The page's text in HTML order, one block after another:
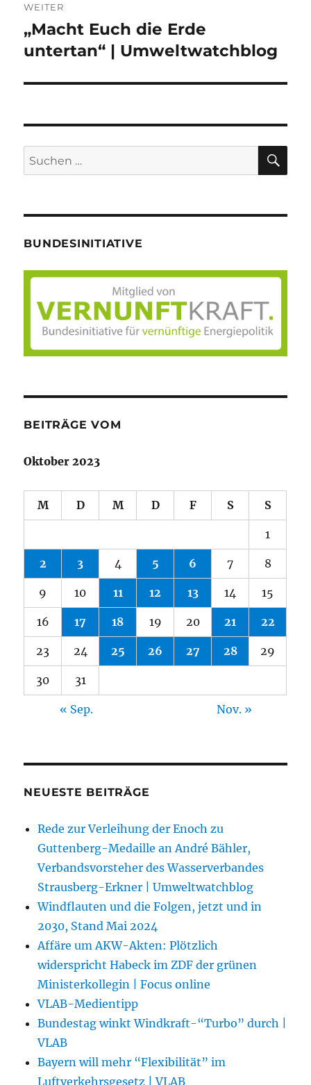
WEITER
Nächster
Beitrag:
„Macht Euch die Erde
untertan“ | Umweltwatchblog
Suche
nach:
BUNDESINITIATIVE
BEITRÄGE VOM
Oktober 2023
M D M D F S S
1
2 3 4 5 6 7 8
9 10 11 12 13 14 15
16 17 18 19 20 21 22
23 24 25 26 27 28 29
30 31
« Sep. Nov. »
NEUESTE BEITRÄGE
Rede zur Verleihung der Enoch zu
Guttenberg-Medaille an André Bähler,
Verbandsvorsteher des Wasserverbandes
Strausberg-Erkner | Umweltwatchblog
Windflauten und die Folgen, jetzt und in
2030, Stand Mai 2024
Affäre um AKW-Akten: Plötzlich
widerspricht Habeck im ZDF der grünen
Ministerkollegin | Focus online
VLAB-Medientipp
Bundestag winkt Windkraft-“Turbo” durch |
VLAB
Bayern will mehr “Flexibilität” im
Luftverkehrsgesetz | VLAB